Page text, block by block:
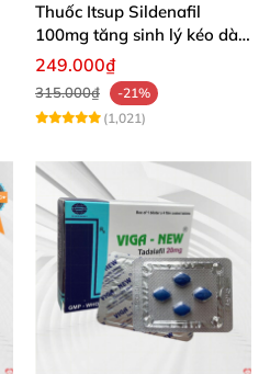
Thuốc Itsup Sildenafil
100mg tăng sinh lý kéo dài
quan hệ nam giới
249.000₫
315.000₫
-21%
(1,021)